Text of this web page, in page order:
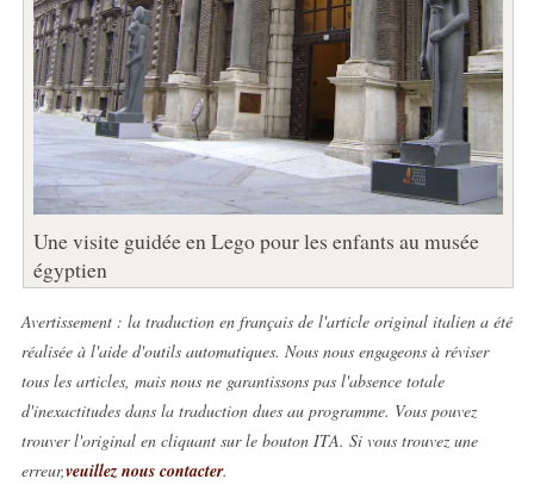
Une visite guidée en Lego pour les enfants au musée
égyptien
Avertissement : la traduction en français de l'article original italien a été
réalisée à l'aide d'outils automatiques. Nous nous engageons à réviser
tous les articles, mais nous ne garantissons pas l'absence totale
d'inexactitudes dans la traduction dues au programme. Vous pouvez
trouver l'original en cliquant sur le bouton ITA. Si vous trouvez une
erreur,veuillez nous contacter.